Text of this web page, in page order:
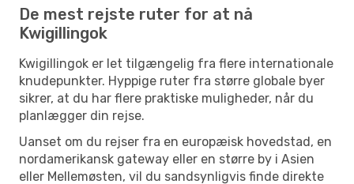
De mest rejste ruter for at nå
Kwigillingok
Kwigillingok er let tilgængelig fra flere internationale
knudepunkter. Hyppige ruter fra større globale byer
sikrer, at du har flere praktiske muligheder, når du
planlægger din rejse.
Uanset om du rejser fra en europæisk hovedstad, en
nordamerikansk gateway eller en større by i Asien
eller Mellemøsten, vil du sandsynligvis finde direkte